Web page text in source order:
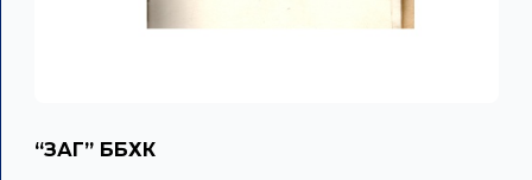
“ЗАГ” ББХК